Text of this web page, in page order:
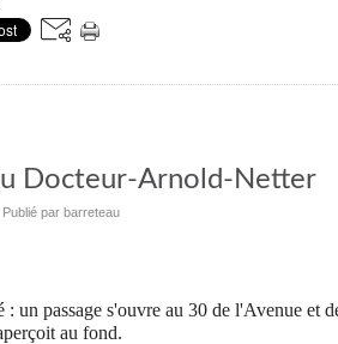
Docteur-Arnold-Netter
Publié par barreteau
: un passage s'ouvre au 30 de l'Avenue et
au fond.